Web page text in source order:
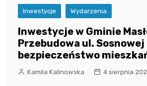
Inwestycje Wydarzenia
Inwestycje w Gminie
Przebudowa ul.
bezpieczeństwo
Kamila Kalinowska 4 sierpnia